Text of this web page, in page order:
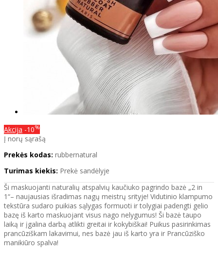
Akcija -10%
Į norų sąrašą
Prekės kodas: rubbernatural
Turimas kiekis: Prekė sandėlyje
Ši maskuojanti naturalių atspalvių kaučiuko pagrindo bazė „2 in
1“– naujausias išradimas nagų meistrų srityje! Vidutinio klampumo
tekstūra sudaro puikias sąlygas formuoti ir tolygiai padengti gelio
bazę iš karto maskuojant visus nago nelygumus! Ši bazė taupo
laiką ir įgalina darbą atlikti greitai ir kokybiškai! Puikus pasirinkimas
prancūziškam lakavimui, nes bazė jau iš karto yra ir Prancūziško
manikiūro spalva!